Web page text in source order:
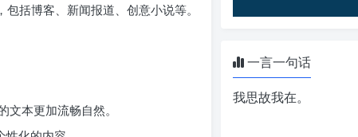
括博客、新闻报道、创意小说等。
文本更加流畅自然。
一言一句话
我思故我在。